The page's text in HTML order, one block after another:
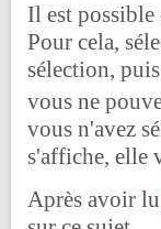
Il est possible
Pour cela,
sélection,
vous ne
vous n'avez
s'affiche, elle
Après avoir lu